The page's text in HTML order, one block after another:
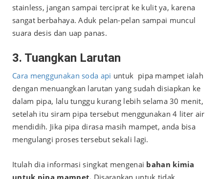
stainless, jangan sampai terciprat ke kulit ya, karena
sangat berbahaya. Aduk pelan-pelan sampai muncul
suara desis dan uap panas.
3. Tuangkan Larutan
Cara menggunakan soda api untuk pipa mampet ialah
dengan menuangkan larutan yang sudah disiapkan ke
dalam pipa, lalu tunggu kurang lebih selama 30 menit,
setelah itu siram pipa tersebut menggunakan 4 liter air
mendidih. Jika pipa dirasa masih mampet, anda bisa
mengulangi proses tersebut sekali lagi.
Itulah dia informasi singkat mengenai bahan kimia
untuk pipa mampet. Disarankan untuk tidak